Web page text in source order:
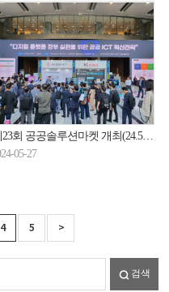
회 공공솔루션마켓 개최(24.5.24.)
05-27
4 5 >
검색